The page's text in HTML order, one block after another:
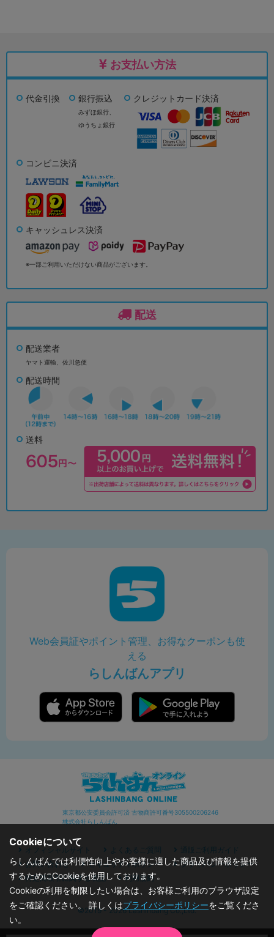
お支払い方法
代金引換 銀行振込
みずほ銀行、
ゆうちょ銀行
クレジットカード決済
コンビニ決済
キャッシュレス決済
※一部ご利用いただけない商品がございます。
配送
配送業者
ヤマト運輸、佐川急便
配送時間
送料
Web会員証やポイント管理、お得なクーポンも使
える
らしんばんアプリ
東京都公安委員会許可済 古物商許可番号305500206246
株式会社らしんばん
オフィシャルサイト よくあるご質問
通販ご利用ガイド
お問い合わせ
セキュリティポリシー
プライバシーポリシー
特定商取引に関する表記
利用規約
©2019 - 2026 Lashinbang Co.,Ltd.
Cookieについて
らしんばんでは利便性向上やお客様に適した商品及び情報を提供
するためにCookieを使用しております。
Cookieの利用を制限したい場合は、お客様ご利用のブラウザ設定
をご確認ください。 詳しくはプライバシーポリシーをご覧くださ
い。